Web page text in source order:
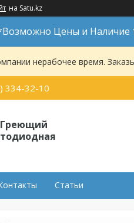
на Satu.kz
Цены и Наличие
нерабочее время.
334-32-10
Статьи